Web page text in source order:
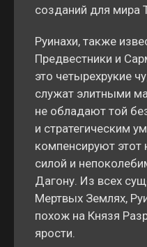
созданий для мира
Руинахи, также
Предвестники и
это четырехрукие
служат элитными
не обладают той
и стратегическим
компенсируют этот
силой и
Дагону. Из всех
Мертвых Землях,
похож на Князя
ярости.